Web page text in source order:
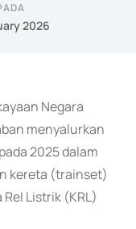
2026
Negara
menyalurkan
2025 dalam
kereta (trainset)
Listrik (KRL)